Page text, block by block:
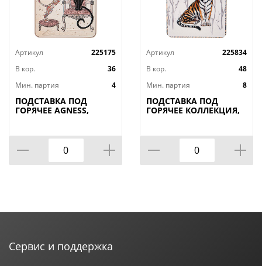
Артикул
225175
В кор.
36
Мин. партия
4
ПОДСТАВКА ПОД
ГОРЯЧЕЕ AGNESS,
Артикул
225834
В кор.
48
Мин. партия
8
ПОДСТАВКА ПОД
ГОРЯЧЕЕ КОЛЛЕКЦИЯ,
Сервис и поддержка